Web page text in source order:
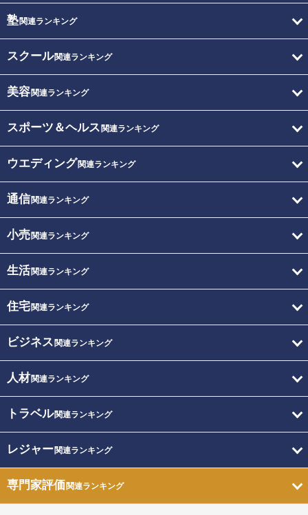
塾関連ランキング
スクール関連ランキング
美容関連ランキング
スポーツ＆ヘルス 関連ランキング
ウエディング関連ランキング
通信関連ランキング
小売関連ランキング
生活関連ランキング
住宅関連ランキング
ビジネス 関連ランキング
人材関連ランキング
トラベル関連ランキング
レジャー関連ランキング
専門家評価関連ランキング